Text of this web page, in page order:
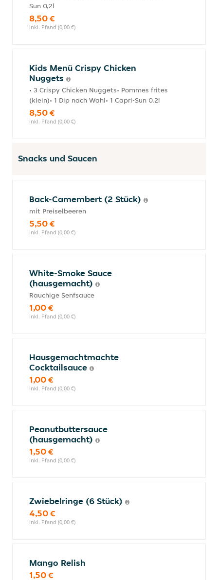
Sun 0,2l
8,50 €
inkl. Pfand (0,00 €)
Kids Menü Crispy Chicken
Nuggets
• 3 Crispy Chicken Nuggets• Pommes frites
(klein)• 1 Dip nach Wahl• 1 Capri-Sun 0,2l
8,50 €
inkl. Pfand (0,00 €)
Snacks und Saucen
Back-Camembert (2 Stück)
mit Preiselbeeren
5,50 €
inkl. Pfand (0,00 €)
White-Smoke Sauce
(hausgemacht)
Rauchige Senfsauce
1,00 €
inkl. Pfand (0,00 €)
Hausgemachtmachte
Cocktailsauce
1,00 €
inkl. Pfand (0,00 €)
Peanutbuttersauce
(hausgemacht)
1,50 €
inkl. Pfand (0,00 €)
Zwiebelringe (6 Stück)
4,50 €
inkl. Pfand (0,00 €)
Mango Relish
1,50 €